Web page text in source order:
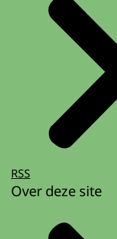
RSS
Over deze site